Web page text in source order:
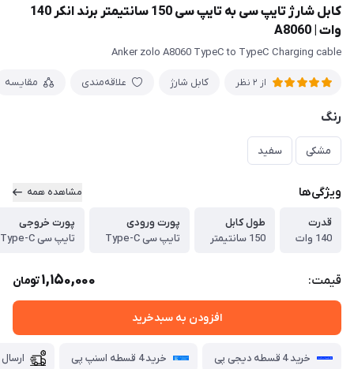
کابل شارژ تایپ سی به تایپ سی 150 سانتیمتر برند انکر 140
وات | A8060
Anker zolo A8060 TypeC to TypeC Charging cable
از 2 نظر کابل شارژ علاقه‌مندی مقایسه
رنگ
مشکی سفید
ویژگی‌ها مشاهده همه
قدرت
140 وات
طول کابل
150 سانتیمتر
پورت ورودی
تایپ سی Type-C
پورت خروجی
تایپ سی Type-C
قیمت: 1,150,000تومان
افزودن به سبدخرید
خرید 4 قسطه دیجی پی خرید 4 قسطه اسنپ پی